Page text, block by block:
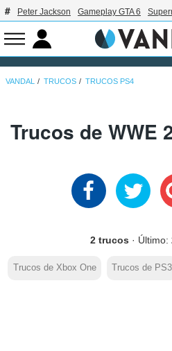
Peter Jackson Gameplay GTA 6
VANDAL TRUCOS TRUCOS PS4
Trucos de WWE
2 trucos · Último:
Trucos de Xbox One Trucos de PS3